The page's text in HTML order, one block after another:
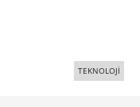
TEKNOLOJİ